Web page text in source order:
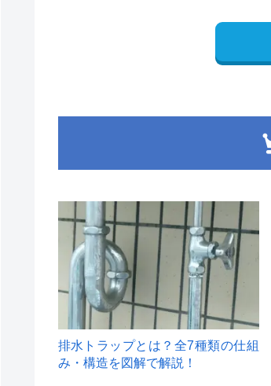
1
排水トラップとは？全7種類の仕組
み・構造を図解で解説！